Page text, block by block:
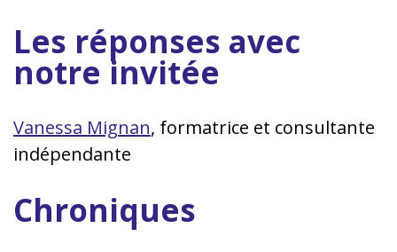
Les réponses avec
notre invitée
Vanessa Mignan, formatrice et consultante
indépendante
Chroniques